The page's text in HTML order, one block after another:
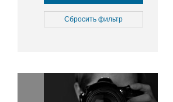
Культура
Медицина
Окружающая среда
Политика
Сбросить фильтр